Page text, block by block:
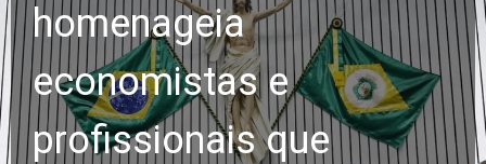
homenageia
economistas e
profissionais que